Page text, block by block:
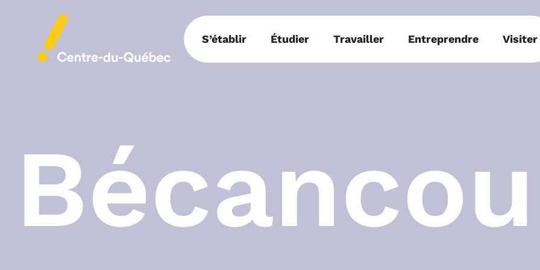
S’établir Étudier Travailler Entreprendre Visiter